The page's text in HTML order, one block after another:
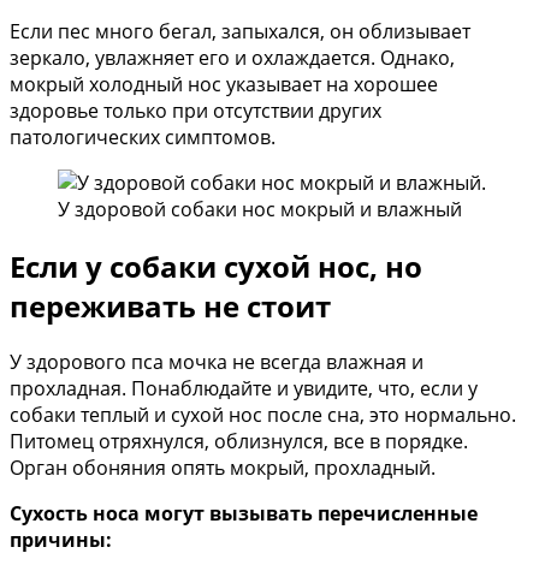
Если пес много бегал, запыхался, он облизывает
зеркало, увлажняет его и охлаждается. Однако,
мокрый холодный нос указывает на хорошее
здоровье только при отсутствии других
патологических симптомов.
У здоровой собаки нос мокрый и влажный
Если у собаки сухой нос, но
переживать не стоит
У здорового пса мочка не всегда влажная и
прохладная. Понаблюдайте и увидите, что, если у
собаки теплый и сухой нос после сна, это нормально.
Питомец отряхнулся, облизнулся, все в порядке.
Орган обоняния опять мокрый, прохладный.
Сухость носа могут вызывать перечисленные
причины: